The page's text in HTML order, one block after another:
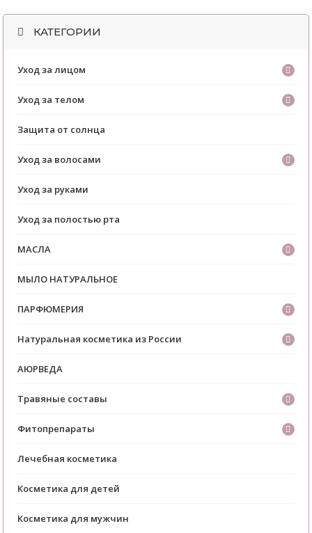
КАТЕГОРИИ
Уход за лицом
Уход за телом
Защита от солнца
Уход за волосами
Уход за руками
Уход за полостью рта
МАСЛА
МЫЛО НАТУРАЛЬНОЕ
ПАРФЮМЕРИЯ
Натуральная косметика из России
АЮРВЕДА
Травяные составы
Фитопрепараты
Лечебная косметика
Косметика для детей
Косметика для мужчин